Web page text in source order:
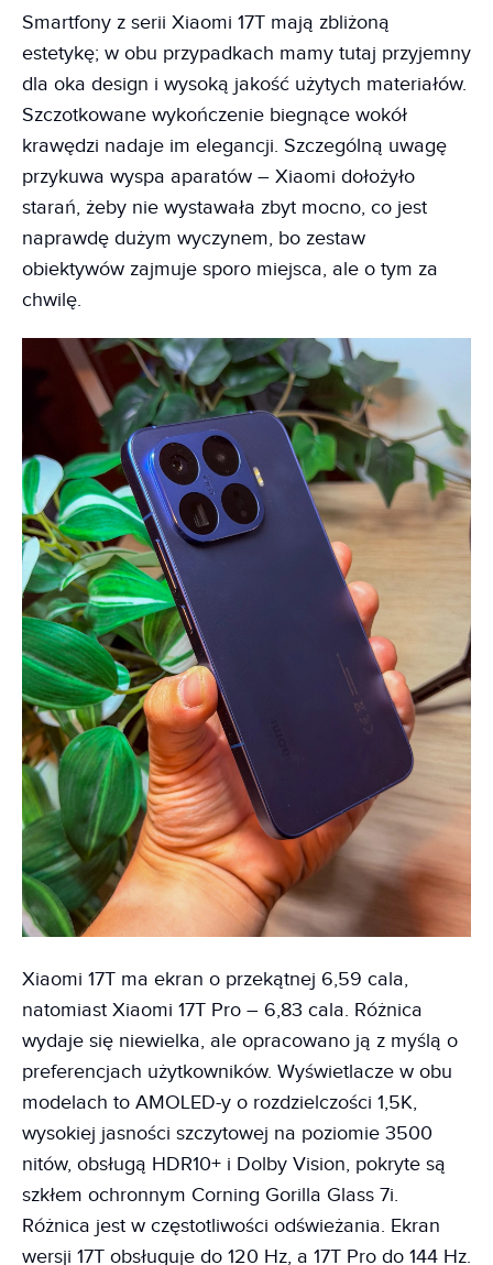
Smartfony z serii Xiaomi 17T mają zbliżoną
estetykę; w obu przypadkach mamy tutaj przyjemny
dla oka design i wysoką jakość użytych materiałów.
Szczotkowane wykończenie biegnące wokół
krawędzi nadaje im elegancji. Szczególną uwagę
przykuwa wyspa aparatów – Xiaomi dołożyło
starań, żeby nie wystawała zbyt mocno, co jest
naprawdę dużym wyczynem, bo zestaw
obiektywów zajmuje sporo miejsca, ale o tym za
chwilę.
Xiaomi 17T ma ekran o przekątnej 6,59 cala,
natomiast Xiaomi 17T Pro – 6,83 cala. Różnica
wydaje się niewielka, ale opracowano ją z myślą o
preferencjach użytkowników. Wyświetlacze w obu
modelach to AMOLED-y o rozdzielczości 1,5K,
wysokiej jasności szczytowej na poziomie 3500
nitów, obsługą HDR10+ i Dolby Vision, pokryte są
szkłem ochronnym Corning Gorilla Glass 7i.
Różnica jest w częstotliwości odświeżania. Ekran
wersji 17T obsługuje do 120 Hz, a 17T Pro do 144 Hz.